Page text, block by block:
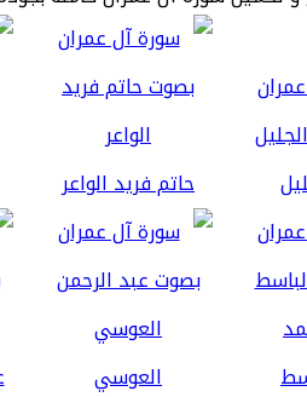
حاتم فريد الواعر
العوسي